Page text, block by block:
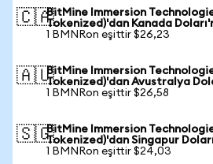
🇨🇦BitMine Immersion
Tokenized)'dan Kanada
1 BMNRon eşittir $26,23
🇦🇺BitMine Immersion
Tokenized)'dan Avustralya
1 BMNRon eşittir $26,58
🇸🇬BitMine Immersion
Tokenized)'dan Singapur
1 BMNRon eşittir $24,03